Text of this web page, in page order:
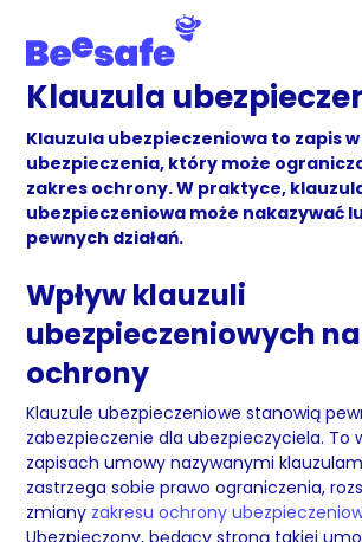
main
content
Klauzula
Klauzula ubezpieczeniowa to zapis
ubezpieczenia, który może
zakres ochrony. W praktyce,
ubezpieczeniowa może nakazywać
pewnych działań.
Wpływ klauzuli
ubezpieczeniowych
ochrony
Klauzule ubezpieczeniowe stanowią
zabezpieczenie dla ubezpieczyciela. To
zapisach umowy nazywanymi
zastrzega sobie prawo ograniczenia,
zmiany zakresu ochrony
Ubezpieczony, będący stroną takiej